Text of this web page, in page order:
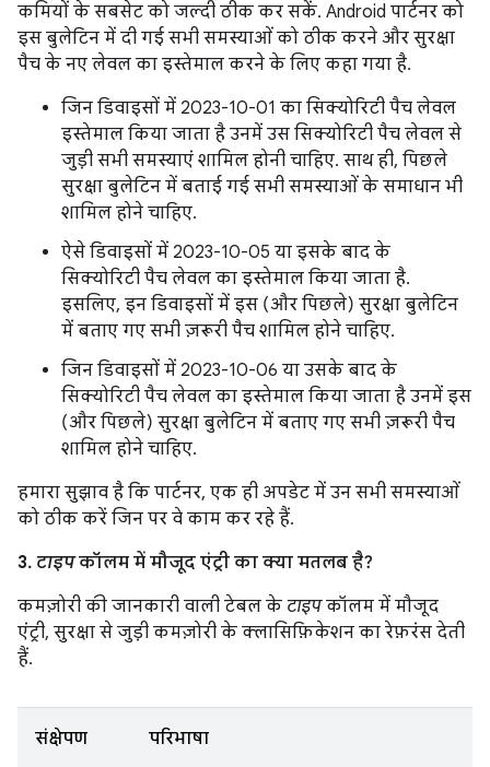
कमियों के सबसेट को जल्दी ठीक कर सकें. Android पार्टनर को
इस बुलेटिन में दी गई सभी समस्याओं को ठीक करने और सुरक्षा
पैच के नए लेवल का इस्तेमाल करने के लिए कहा गया है.
जिन डिवाइसों में 2023-10-01 का सिक्योरिटी पैच लेवल
इस्तेमाल किया जाता है उनमें उस सिक्योरिटी पैच लेवल से
जुड़ी सभी समस्याएं शामिल होनी चाहिए. साथ ही, पिछले
सुरक्षा बुलेटिन में बताई गई सभी समस्याओं के समाधान भी
शामिल होने चाहिए.
ऐसे डिवाइसों में 2023-10-05 या इसके बाद के
सिक्योरिटी पैच लेवल का इस्तेमाल किया जाता है.
इसलिए, इन डिवाइसों में इस (और पिछले) सुरक्षा बुलेटिन
में बताए गए सभी ज़रूरी पैच शामिल होने चाहिए.
जिन डिवाइसों में 2023-10-06 या उसके बाद के
सिक्योरिटी पैच लेवल का इस्तेमाल किया जाता है उनमें इस
(और पिछले) सुरक्षा बुलेटिन में बताए गए सभी ज़रूरी पैच
शामिल होने चाहिए.
हमारा सुझाव है कि पार्टनर, एक ही अपडेट में उन सभी समस्याओं
को ठीक करें जिन पर वे काम कर रहे हैं.
3. टाइपकॉलम में मौजूद एंट्री का क्या मतलब है?
कमज़ोरी की जानकारी वाली टेबल के टाइपकॉलम में मौजूद
एंट्री, सुरक्षा से जुड़ी कमज़ोरी के क्लासिफ़िकेशन का रेफ़रंस देती
हैं.
संक्षेपण परिभाषा